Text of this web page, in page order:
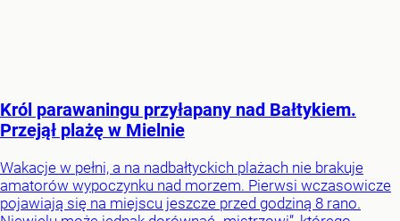
Król parawaningu przyłapany nad Bałtykiem.
Przejął plażę w Mielnie
Wakacje w pełni, a na nadbałtyckich plażach nie brakuje
amatorów wypoczynku nad morzem. Pierwsi wczasowicze
pojawiają się na miejscu jeszcze przed godziną 8 rano.